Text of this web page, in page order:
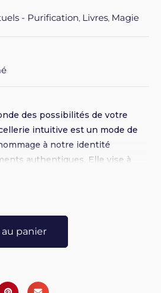
- Purification, Livres, Magie
des possibilités de votre
intuitive est un mode de
à notre identité
authentiques. Elle vise à
à trouver notre voie
à la suivre où qu’elle puisse
partie de ce guide, Astrea
d’années d’expériences, vous
de toute sorcellerie
panier